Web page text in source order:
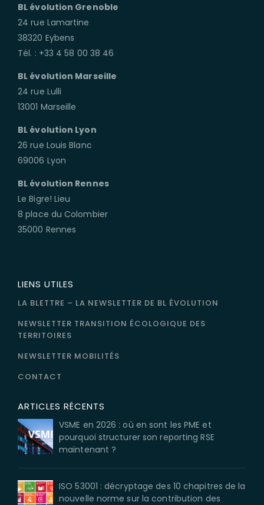
BL évolution Grenoble
24 rue Lamartine
38320 Eybens
Tél. : +33 4 58 00 38 46
BL évolution Marseille
24 rue Lulli
13001 Marseille
BL évolution Lyon
26 rue Louis Blanc
69006 Lyon
BL évolution Rennes
Le Bigre! Lieu
8 place du Colombier
35000 Rennes
LIENS UTILES
LA BLETTRE – LA NEWSLETTER DE BL ÉVOLUTION
NEWSLETTER TRANSITION ÉCOLOGIQUE DES
TERRITOIRES
NEWSLETTER MOBILITÉS
CONTACT
ARTICLES RÉCENTS
VSME en 2026 : où en sont les PME et
pourquoi structurer son reporting RSE
maintenant ?
ISO 53001 : décryptage des 10 chapitres de la
nouvelle norme sur la contribution des